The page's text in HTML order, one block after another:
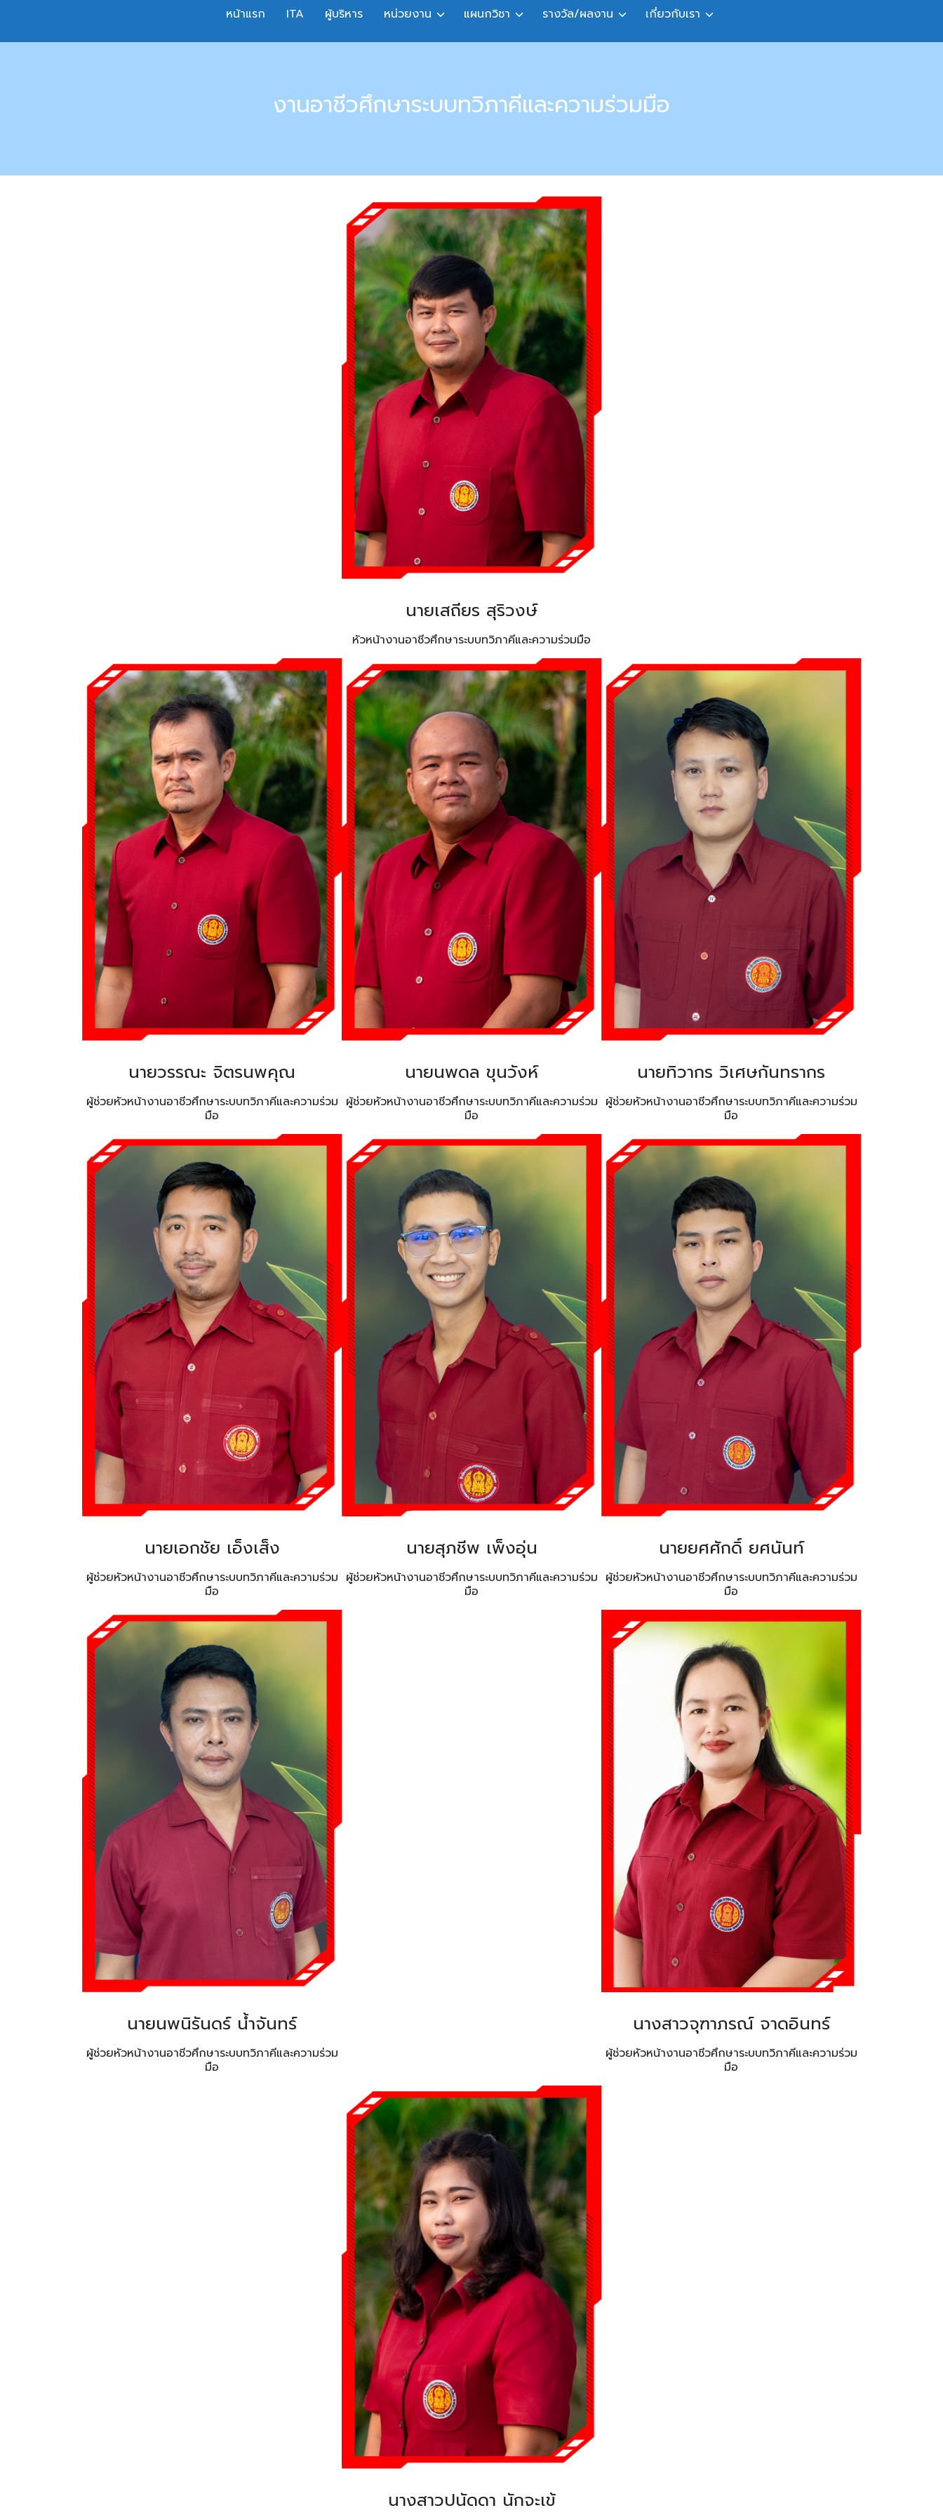
content
หน้าแรก ITA ผู้บริหาร หน่วยงาน แผนกวิชา รางวัล/ผลงาน เกี่ยวกับเรา
Search
for:
Search
งานอาชีวศึกษาระบบทวิภาคีและความร่วมมือ
นายเสถียร สุริวงษ์
หัวหน้างานอาชีวศึกษาระบบทวิภาคีและความร่วมมือ
นายวรรณะ จิตรนพคุณ
ผู้ช่วยหัวหน้างานอาชีวศึกษาระบบทวิภาคีและความร่วม
มือ
นายนพดล ขุนวังห์
ผู้ช่วยหัวหน้างานอาชีวศึกษาระบบทวิภาคีและความร่วม
มือ
นายทิวากร วิเศษกันทรากร
ผู้ช่วยหัวหน้างานอาชีวศึกษาระบบทวิภาคีและความร่วม
มือ
นายเอกชัย เอ็งเส็ง
ผู้ช่วยหัวหน้างานอาชีวศึกษาระบบทวิภาคีและความร่วม
มือ
นายสุภชีพ เพ็งอุ่น
ผู้ช่วยหัวหน้างานอาชีวศึกษาระบบทวิภาคีและความร่วม
มือ
นายยศศักดิ์ ยศนันท์
ผู้ช่วยหัวหน้างานอาชีวศึกษาระบบทวิภาคีและความร่วม
มือ
นายนพนิรันดร์ น้ำจันทร์
ผู้ช่วยหัวหน้างานอาชีวศึกษาระบบทวิภาคีและความร่วม
มือ
นางสาวจุฑาภรณ์ จาดอินทร์
ผู้ช่วยหัวหน้างานอาชีวศึกษาระบบทวิภาคีและความร่วม
มือ
นางสาวปนัดดา นักจะเข้